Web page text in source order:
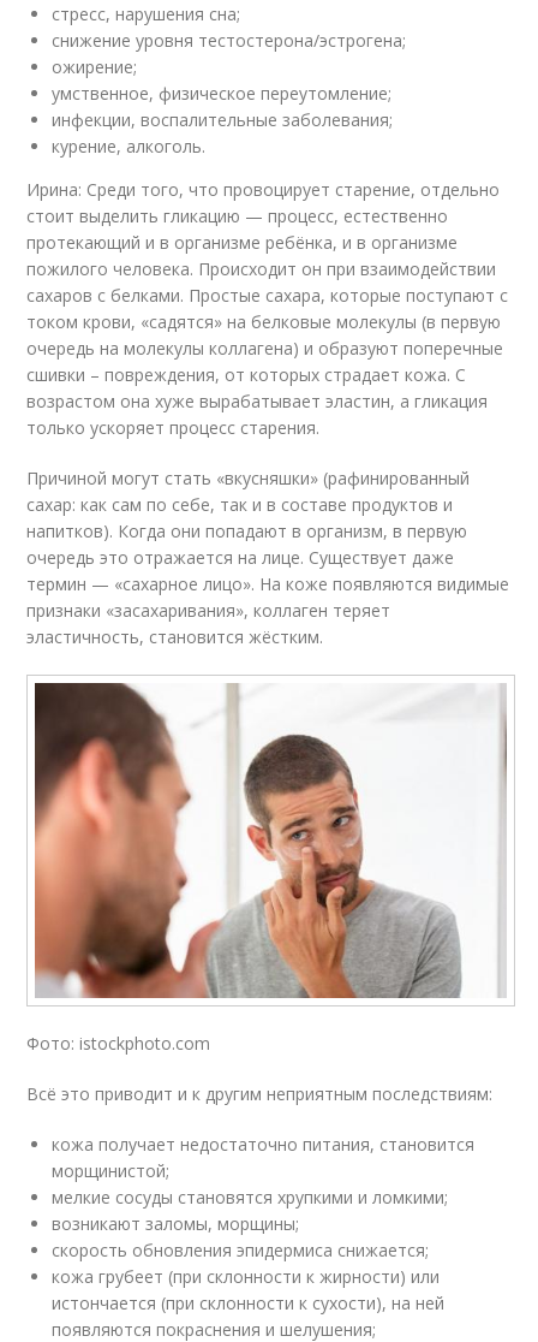
стресс, нарушения сна;
снижение уровня тестостерона/эстрогена;
ожирение;
умственное, физическое переутомление;
инфекции, воспалительные заболевания;
курение, алкоголь.
Ирина: Среди того, что провоцирует старение, отдельно
стоит выделить гликацию — процесс, естественно
протекающий и в организме ребёнка, и в организме
пожилого человека. Происходит он при взаимодействии
сахаров с белками. Простые сахара, которые поступают с
током крови, «садятся» на белковые молекулы (в первую
очередь на молекулы коллагена) и образуют поперечные
сшивки – повреждения, от которых страдает кожа. С
возрастом она хуже вырабатывает эластин, а гликация
только ускоряет процесс старения.
Причиной могут стать «вкусняшки» (рафинированный
сахар: как сам по себе, так и в составе продуктов и
напитков). Когда они попадают в организм, в первую
очередь это отражается на лице. Существует даже
термин — «сахарное лицо». На коже появляются видимые
признаки «засахаривания», коллаген теряет
эластичность, становится жёстким.
Фото: istockphoto.com
Всё это приводит и к другим неприятным последствиям:
кожа получает недостаточно питания, становится
морщинистой;
мелкие сосуды становятся хрупкими и ломкими;
возникают заломы, морщины;
скорость обновления эпидермиса снижается;
кожа грубеет (при склонности к жирности) или
истончается (при склонности к сухости), на ней
появляются покраснения и шелушения;